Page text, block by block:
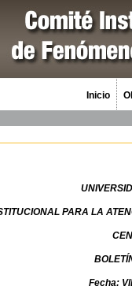
Inicio
PARA LA
Fecha: